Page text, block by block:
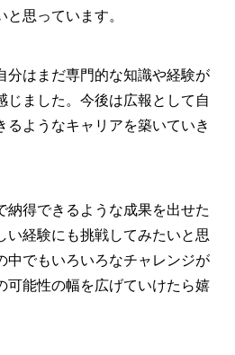
思っています。
分はまだ専門的な知識や経験が
じました。今後は広報として自
るようなキャリアを築いていき
納得できるような成果を出せた
い経験にも挑戦してみたいと思
中でもいろいろなチャレンジが
可能性の幅を広げていけたら嬉